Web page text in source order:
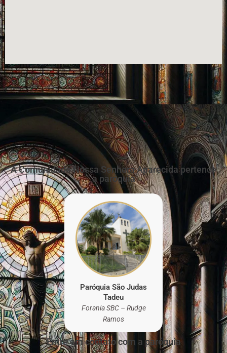
A Comunidade Nossa Senhora Aparecida pertence
a paróquia
Paróquia São Judas
Tadeu
Forania SBC – Rudge
Ramos
Entre em contato com a paróquia